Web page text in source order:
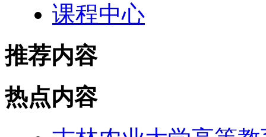
课程中心
推荐内容
热点内容